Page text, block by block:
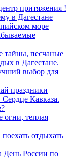
притяжения !
в Дагестане
море
тайны, песчаные
в Дагестане.
выбор для
праздники
Кавказа.
огни, теплая
отдыхать
День России по